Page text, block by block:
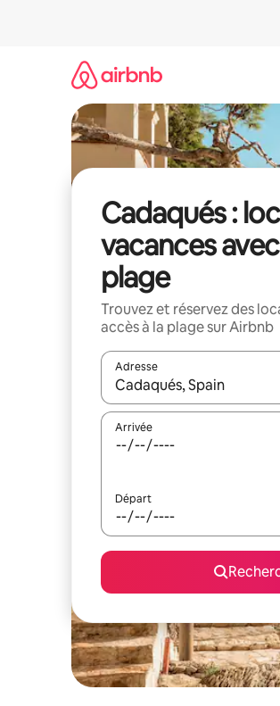
Cadaqués :
vacances
plage
Trouvez et réservez des
accès à la plage sur Airbnb
Adresse
Lorsque les résultats
Arrivée
Départ